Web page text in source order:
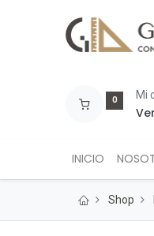
0 Mi
INICIO
Shop